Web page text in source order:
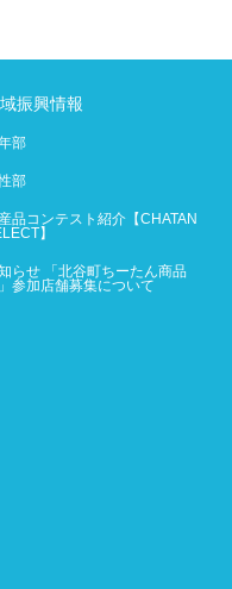
振興情報
部
部
品コンテスト紹介【CHATAN
】
らせ 「北谷町ちーたん商品
参加店舗募集について